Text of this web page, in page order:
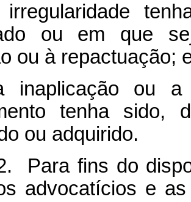
ou em que
ou à repactuação;
ou a
tenha sido,
ou adquirido.
Para fins do
advocatícios e